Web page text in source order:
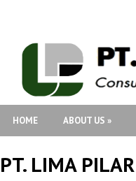
HOME ABOUT US »
PT. LIMA